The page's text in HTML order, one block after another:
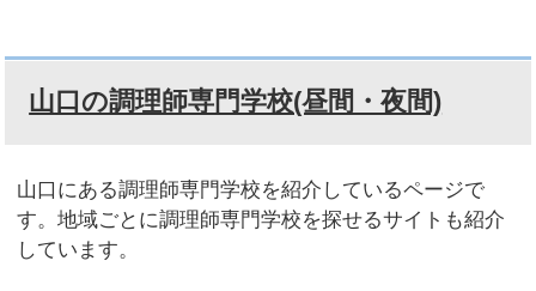
山口の調理師専門学校(昼間・夜間)
山口にある調理師専門学校を紹介しているページで
す。地域ごとに調理師専門学校を探せるサイトも紹介
しています。